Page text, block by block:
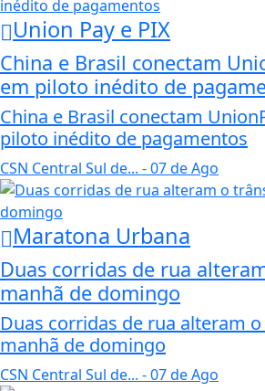
Union Pay e PIX
China e Brasil conectam
em piloto inédito de
China e Brasil conectam
piloto inédito de pagamentos
CSN Central Sul de... - 07 de Ago
Maratona Urbana
Duas corridas de rua
manhã de domingo
Duas corridas de rua alteram
manhã de domingo
CSN Central Sul de... - 07 de Ago